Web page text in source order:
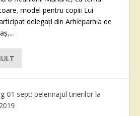
model pentru copiii Lui
delegați din Arhieparhia de